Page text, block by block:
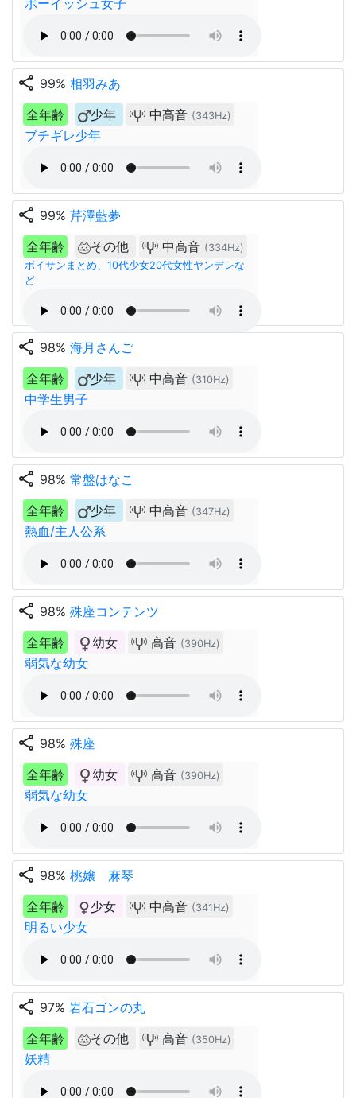
ボーイッシュ女子
share 99% 相羽みあ
全年齢
少年 中高音 (343Hz)
ブチギレ少年
share 99% 芹澤藍夢
全年齢
その他 中高音 (334Hz)
ボイサンまとめ、10代少女20代女性ヤンデレな
ど
share 98% 海月さんご
全年齢
少年 中高音 (310Hz)
中学生男子
share 98% 常盤はなこ
全年齢
少年 中高音 (347Hz)
熱血/主人公系
share 98% 殊座コンテンツ
全年齢
幼女 高音 (390Hz)
弱気な幼女
share 98% 殊座
全年齢
幼女 高音 (390Hz)
弱気な幼女
share 98% 桃嬢 麻琴
全年齢
少女 中高音 (341Hz)
明るい少女
share 97% 岩石ゴンの丸
全年齢
その他 高音 (350Hz)
妖精